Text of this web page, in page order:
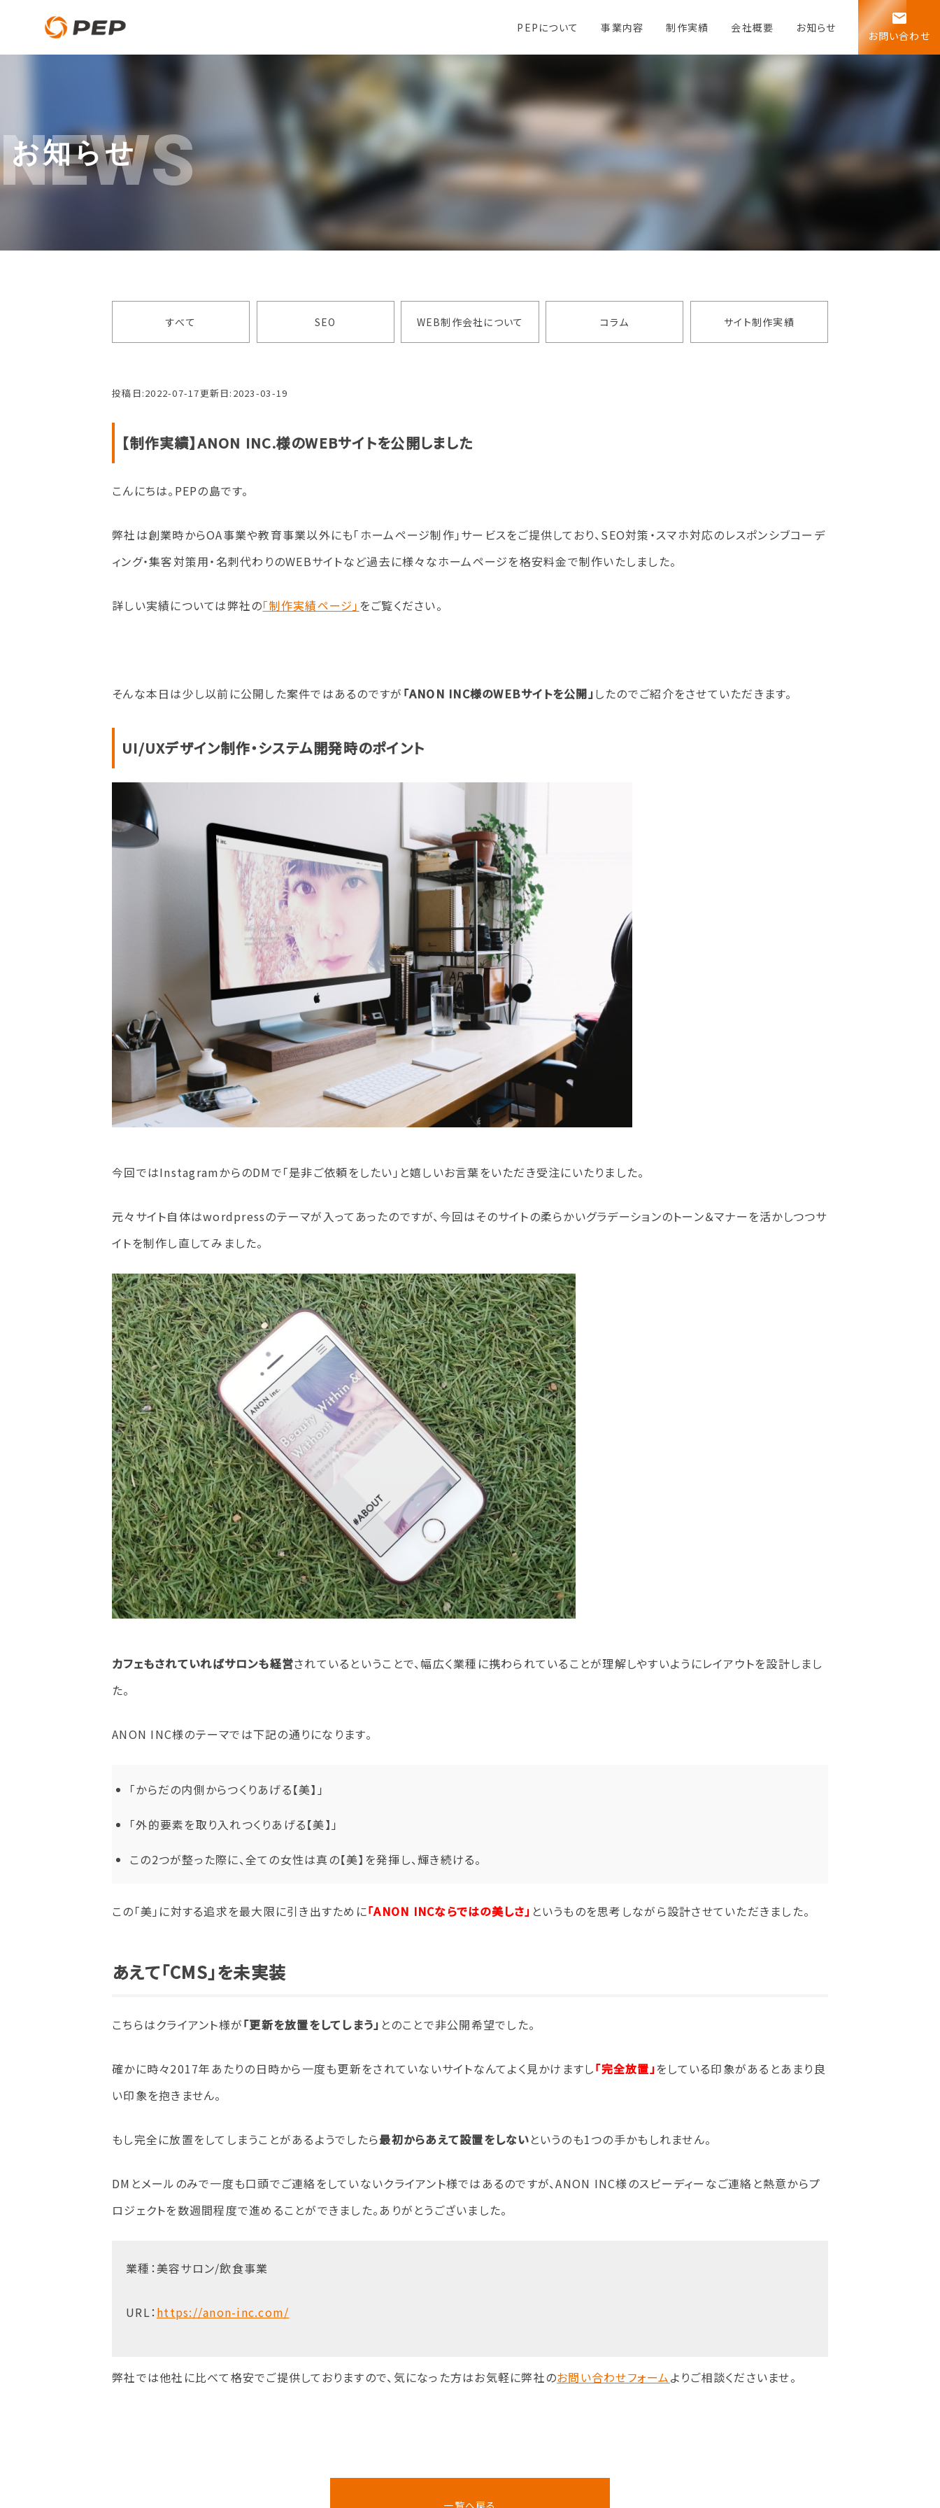
PEPについて 事業内容 制作実績 会社概要 お知らせ
email
お問い合わせ
NEWS
お知らせ
すべて SEO WEB制作会社について コラム サイト制作実績
投稿日:2022-07-17更新日: 2023-03-19
【制作実績】ANON INC.様のWEBサイトを公開しました
こんにちは。PEPの島です。
弊社は創業時からOA事業や教育事業以外にも「ホームページ制作」サービスをご提供しており、SEO対策・スマホ対応のレスポンシブコーデ
ィング・集客対策用・名刺代わりのWEBサイトなど過去に様々なホームページを格安料金で制作いたしました。
詳しい実績については弊社の「制作実績ページ」 をご覧ください。
そんな本日は少し以前に公開した案件ではあるのですが 「ANON INC様のWEBサイトを公開」 したのでご紹介をさせていただきます。
UI/UXデザイン制作・システム開発時のポイント
今回ではInstagramからのDMで「是非ご依頼をしたい」と嬉しいお言葉をいただき受注にいたりました。
元々サイト自体はwordpressのテーマが入ってあったのですが、今回はそのサイトの柔らかいグラデーションのトーン＆マナーを活かしつつサ
イトを制作し直してみました。
カフェもされていればサロンも経営されているということで、幅広く業種に携わられていることが理解しやすいようにレイアウトを設計しまし
た。
ANON INC様のテーマでは下記の通りになります。
「からだの内側からつくりあげる【美】」
「外的要素を取り入れつくりあげる【美】」
この2つが整った際に、全ての女性は真の【美】を発揮し、輝き続ける。
この「美」に対する追求を最大限に引き出すために「ANON INCならではの美しさ」 というものを思考しながら設計させていただきました。
あえて「CMS」を未実装
こちらはクライアント様が「更新を放置をしてしまう」 とのことで非公開希望でした。
確かに時々2017年あたりの日時から一度も更新をされていないサイトなんてよく見かけますし「完全放置」をしている印象があるとあまり良
い印象を抱きません。
もし完全に放置をしてしまうことがあるようでしたら最初からあえて設置をしないというのも1つの手かもしれません。
DMとメールのみで一度も口頭でご連絡をしていないクライアント様ではあるのですが、ANON INC様のスピーディーなご連絡と熱意からプ
ロジェクトを数週間程度で進めることができました。ありがとうございました。
業種：美容サロン/飲食事業
URL： https://anon-inc.com/
弊社では他社に比べて格安でご提供しておりますので、気になった方はお気軽に弊社のお問い合わせフォームよりご相談くださいませ。
一覧へ戻る